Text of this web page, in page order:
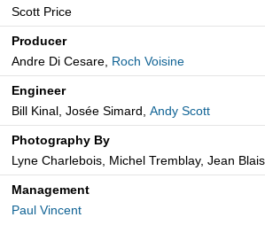
Scott Price
Producer
Andre Di Cesare, Roch Voisine
Engineer
Bill Kinal, Josée Simard, Andy Scott
Photography By
Lyne Charlebois, Michel Tremblay, Jean Blais
Management
Paul Vincent